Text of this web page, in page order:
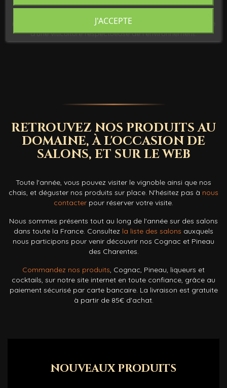
naturelle, sans ajout de solutions chimiques et dans le cadre
d'une viticulture respectueuse de l'environnement.
RETROUVEZ NOS PRODUITS AU
DOMAINE, À L'OCCASION DE
SALONS, ET SUR LE WEB
Toute l'année, vous pouvez visiter le vignoble ainsi que nos
chais, et déguster nos produits sur place. N'hésitez pas à nous
contacter pour réserver votre visite.
Nous sommes présents tout au long de l'année sur des salons
dans toute la France. Consultez la liste des salons auxquels
nous participons pour venir découvrir nos Cognac et Pineau
des Charentes.
Commandez nos produits, Cognac, Pineau, liqueurs et
cocktails, sur notre site internet en toute confiance, grâce au
paiement sécurisé par carte bancaire. La livraison est gratuite
à partir de 85€ d'achat.
NOUVEAUX PRODUITS
J'ACCEPTE